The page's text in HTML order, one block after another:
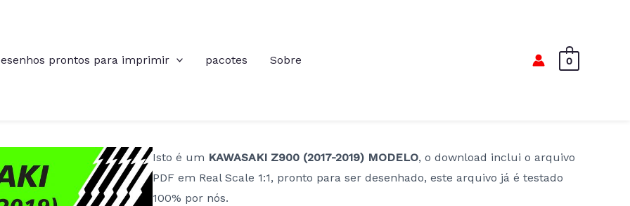
prontos para imprimir pacotes Sobre 0
Isto é um KAWASAKI Z900 (2017-2019) MODELO, o download inclui o arquivo
PDF em Real Scale 1:1, pronto para ser desenhado, este arquivo já é testado
100% por nós.